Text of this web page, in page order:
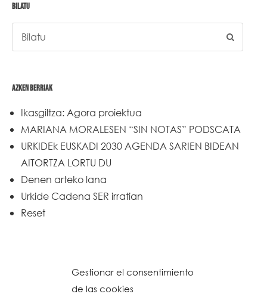
Gestionar el consentimiento
de las cookies
BILATU
AZKEN BERRIAK
Ikasgiltza: Agora proiektua
MARIANA MORALESEN “SIN NOTAS” PODSCATA
URKIDEk EUSKADI 2030 AGENDA SARIEN BIDEAN
AITORTZA LORTU DU
Denen arteko lana
Urkide Cadena SER irratian
Reset